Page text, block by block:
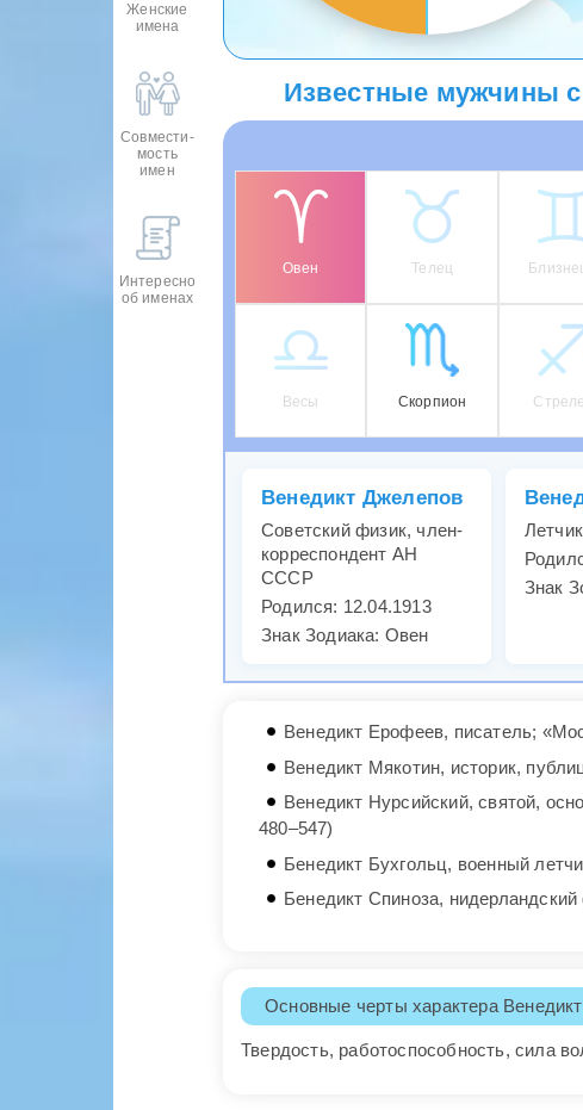
Женские
имена
Совмести-
мость
имен
Интересно
об именах
Известные мужчины
Овен Телец
Весы Скорпион
Венедикт Джелепов
Советский физик, член-
корреспондент АН
СССР
Родился: 12.04.1913
Знак Зодиака: Овен
Знак
Венедикт Ерофеев, писатель;
Венедикт Мякотин, историк,
Венедикт Нурсийский, святой,
480–547)
Бенедикт Бухгольц, военный
Бенедикт Спиноза,
Основные черты характера
Твердость, работоспособность, сила